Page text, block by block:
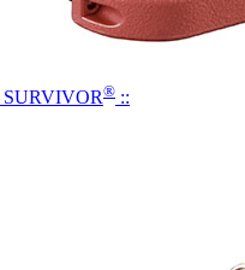
® ::